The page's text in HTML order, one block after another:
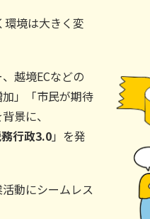
環境は大きく変
越境ECなどの
」「市民が期待
景に、
行政3.0」を発
動にシームレス